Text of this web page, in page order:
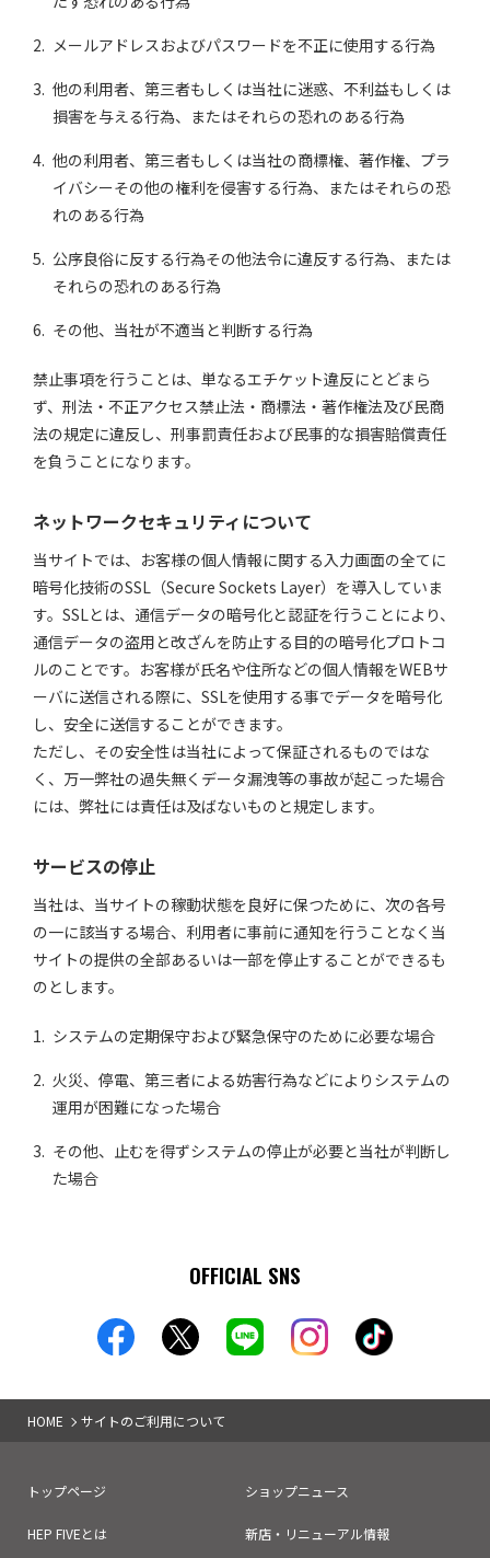
メールアドレスおよびパスワードを不正に使用する行為
他の利用者、第三者もしくは当社に迷惑、不利益もしくは
損害を与える行為、またはそれらの恐れのある行為
他の利用者、第三者もしくは当社の商標権、著作権、プラ
イバシーその他の権利を侵害する行為、またはそれらの恐
れのある行為
公序良俗に反する行為その他法令に違反する行為、または
それらの恐れのある行為
その他、当社が不適当と判断する行為
禁止事項を行うことは、単なるエチケット違反にとどまら
ず、刑法・不正アクセス禁止法・商標法・著作権法及び民商
法の規定に違反し、刑事罰責任および民事的な損害賠償責任
を負うことになります。
ネットワークセキュリティについて
当サイトでは、お客様の個人情報に関する入力画面の全てに
暗号化技術のSSL（Secure Sockets Layer）を導入していま
す。SSLとは、通信データの暗号化と認証を行うことにより、
通信データの盗用と改ざんを防止する目的の暗号化プロトコ
ルのことです。お客様が氏名や住所などの個人情報をWEBサ
ーバに送信される際に、SSLを使用する事でデータを暗号化
し、安全に送信することができます。
ただし、その安全性は当社によって保証されるものではな
く、万一弊社の過失無くデータ漏洩等の事故が起こった場合
には、弊社には責任は及ばないものと規定します。
サービスの停止
当社は、当サイトの稼動状態を良好に保つために、次の各号
の一に該当する場合、利用者に事前に通知を行うことなく当
サイトの提供の全部あるいは一部を停止することができるも
のとします。
システムの定期保守および緊急保守のために必要な場合
火災、停電、第三者による妨害行為などによりシステムの
運用が困難になった場合
その他、止むを得ずシステムの停止が必要と当社が判断し
た場合
OFFICIAL SNS
HOME サイトのご利用について
トップページ ショップニュース
HEP FIVEとは 新店・リニューアル情報